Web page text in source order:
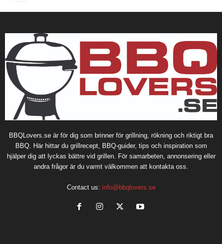
BBQLovers.se är för dig som brinner för grillning, rökning och riktigt bra
BBQ. Här hittar du grillrecept, BBQ-guider, tips och inspiration som
hjälper dig att lyckas bättre vid grillen. För samarbeten, annonsering eller
andra frågor är du varmt välkommen att kontakta oss.
Contact us: info@bbqlovers.se